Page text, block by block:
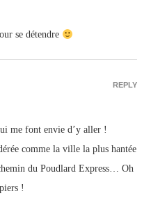
se détendre
me font envie d’y aller !
comme la ville la plus hantée
du Poudlard Express… Oh
!
REPLY